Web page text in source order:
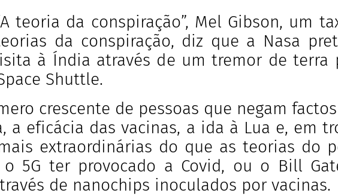
teoria da conspiração”, Mel Gibson, um
da conspiração, diz que a Nasa
à Índia através de um tremor de terra
Shuttle.
crescente de pessoas que negam
a eficácia das vacinas, a ida à Lua e, em
extraordinárias do que as teorias do
o 5G ter provocado a Covid, ou o Bill
de nanochips inoculados por vacinas.